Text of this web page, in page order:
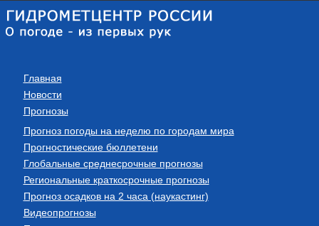
Главная
Новости
Прогнозы
Прогноз погоды на неделю по городам мира
Прогностические бюллетени
Глобальные среднесрочные прогнозы
Региональные краткосрочные прогнозы
Прогноз осадков на 2 часа (наукастинг)
Видеопрогнозы